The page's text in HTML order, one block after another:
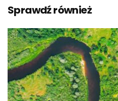
Sprawdź również